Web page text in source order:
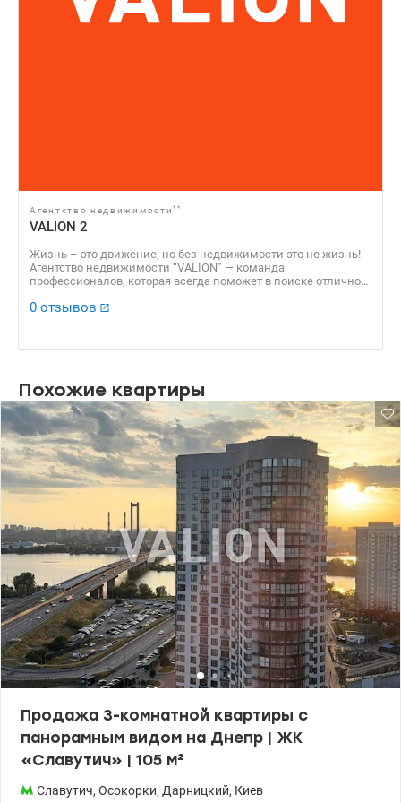
Агентство недвижимости **
VALION 2
Жизнь – это движение, но без недвижимости это не жизнь!
Агентство недвижимости “VALION” — команда
профессионалов, которая всегда поможет в поиске отличного
Вашу недвижимость по самой выгодной стоимости!
0 отзывов
Похожие квартиры
Продажа 3-комнатной квартиры с
панорамным видом на Днепр | ЖК
«Славутич» | 105 м²
Славутич, Осокорки, Дарницкий, Киев